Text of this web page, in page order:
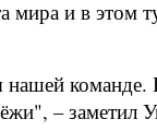
и в этом
– заметил